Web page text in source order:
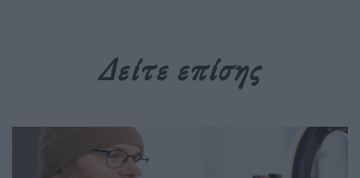
Δείτε επίσης